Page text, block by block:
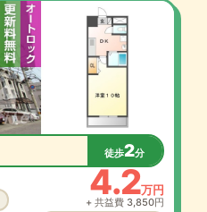
徒歩2分
4.2万円
+ 共益費 3,850円